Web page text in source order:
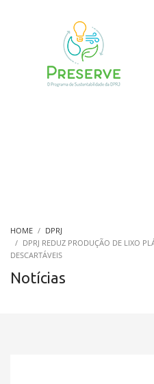
HOME
DPRJ
DPRJ REDUZ PRODUÇÃO DE LIXO
DESCARTÁVEIS
Notícias